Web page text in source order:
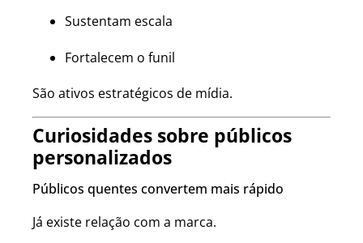
Sustentam escala
Fortalecem o funil
São ativos estratégicos de mídia.
Curiosidades sobre públicos
personalizados
Públicos quentes convertem mais rápido
Já existe relação com a marca.